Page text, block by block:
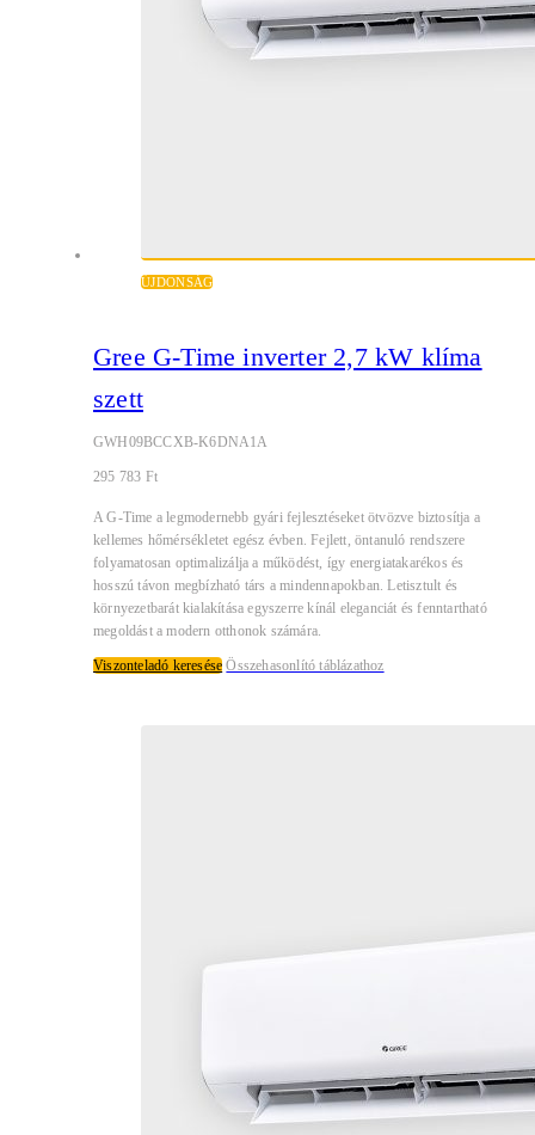
ÚJDONSÁG
Gree G-Time inverter 2,7 kW klíma
szett
GWH09BCCXB-K6DNA1A
295 783 Ft
A G-Time a legmodernebb gyári fejlesztéseket ötvözve biztosítja a
kellemes hőmérsékletet egész évben. Fejlett, öntanuló rendszere
folyamatosan optimalizálja a működést, így energiatakarékos és
hosszú távon megbízható társ a mindennapokban. Letisztult és
környezetbarát kialakítása egyszerre kínál eleganciát és fenntartható
megoldást a modern otthonok számára.
Viszonteladó keresése Összehasonlító táblázathoz